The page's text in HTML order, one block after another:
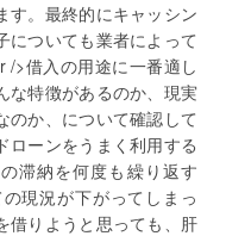
す。最終的にキャッシン
についても業者によって
/>借入の用途に一番適し
な特徴があるのか、現実
のか、について確認して
ローンをうまく利用する
滞納を何度も繰り返す
現況が下がってしまっ
借りようと思っても、肝